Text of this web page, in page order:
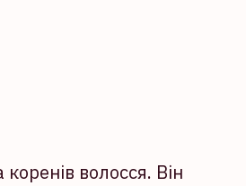
волосся. Він